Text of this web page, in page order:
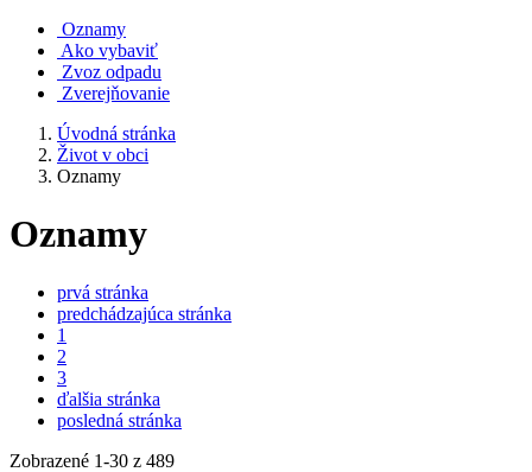
Oznamy
Ako vybaviť
Zvoz odpadu
Zverejňovanie
Úvodná stránka
Život v obci
Oznamy
Oznamy
prvá stránka
predchádzajúca stránka
1
2
3
ďalšia stránka
posledná stránka
Zobrazené 1-30 z 489